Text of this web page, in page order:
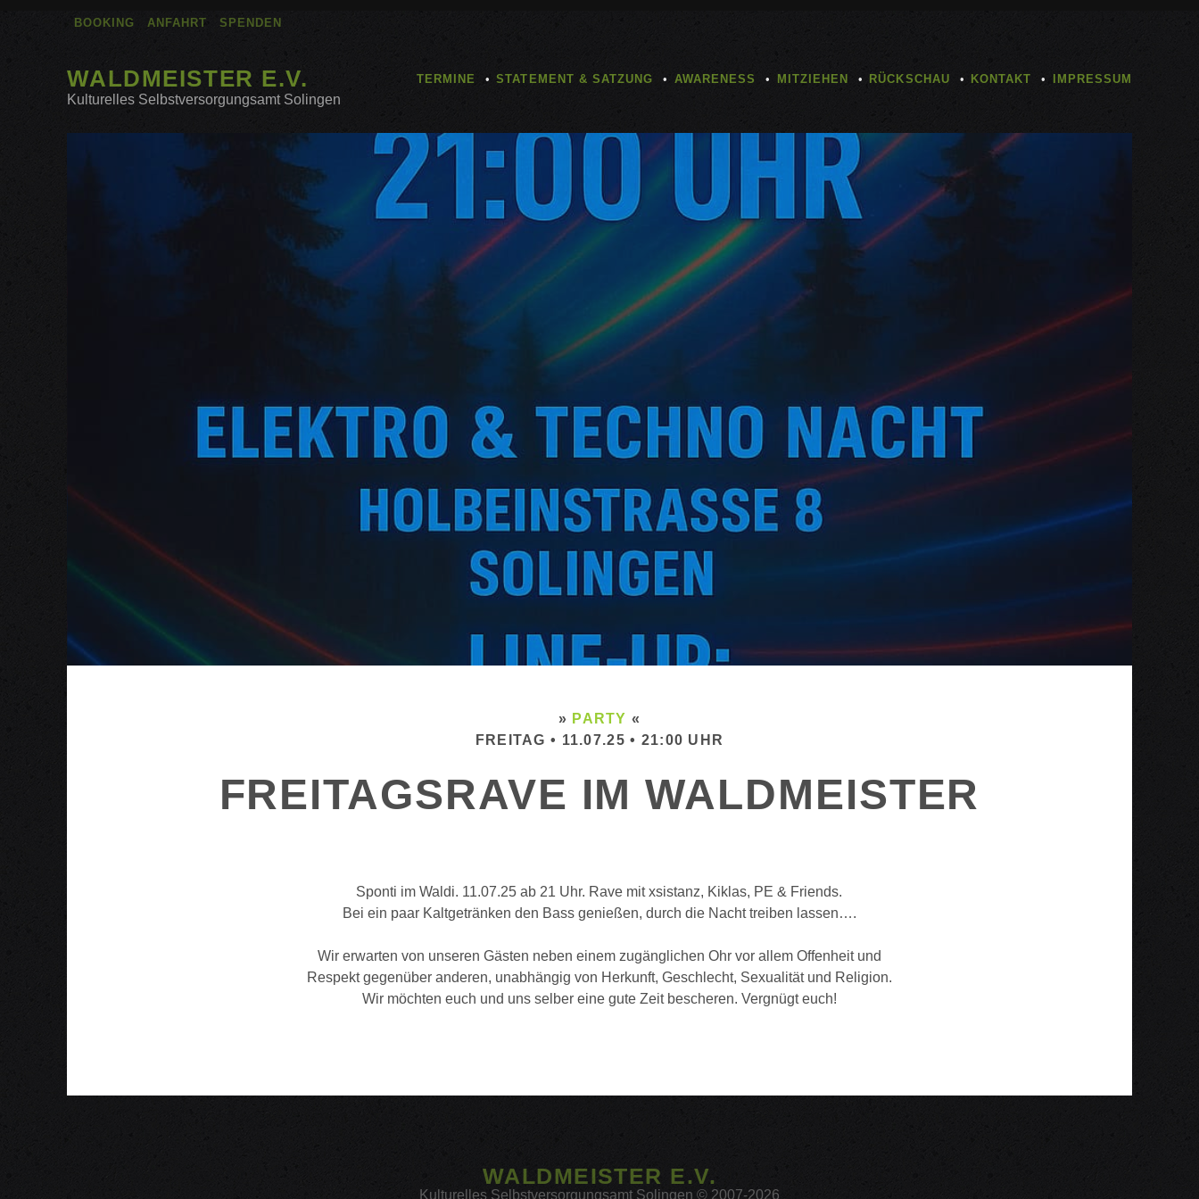
BOOKING ANFAHRT SPENDEN
WALDMEISTER E.V.
Kulturelles Selbstversorgungsamt Solingen
TERMINE STATEMENT & SATZUNG AWARENESS MITZIEHEN RÜCKSCHAU KONTAKT IMPRESSUM
» PARTY «
FREITAG • 11.07.25 • 21:00 UHR
FREITAGSRAVE IM WALDMEISTER
Sponti im Waldi. 11.07.25 ab 21 Uhr. Rave mit xsistanz, Kiklas, PE & Friends.
Bei ein paar Kaltgetränken den Bass genießen, durch die Nacht treiben lassen….
Wir erwarten von unseren Gästen neben einem zugänglichen Ohr vor allem Offenheit und
Respekt gegenüber anderen, unabhängig von Herkunft, Geschlecht, Sexualität und Religion.
Wir möchten euch und uns selber eine gute Zeit bescheren. Vergnügt euch!
WALDMEISTER E.V.
Kulturelles Selbstversorgungsamt Solingen © 2007-2026